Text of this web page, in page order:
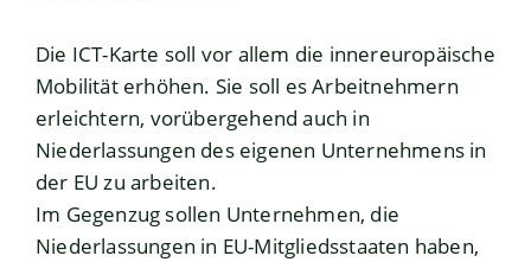
Die ICT-Karte soll vor allem die innereuropäische
Mobilität erhöhen. Sie soll es Arbeitnehmern
erleichtern, vorübergehend auch in
Niederlassungen des eigenen Unternehmens in
der EU zu arbeiten.
Im Gegenzug sollen Unternehmen, die
Niederlassungen in EU-Mitgliedsstaaten haben,